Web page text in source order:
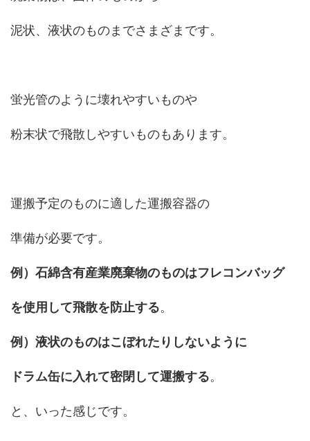
泥状、液状のものまでさまざまです。
蛍光管のように壊れやすいものや
粉末状で飛散しやすいものもあります。
運搬予定のものに適した運搬容器の
準備が必要です。
例） 石綿含有産業廃棄物のものはフレコンバッグ
を使用して飛散を防止する。
例）液状のものはこぼれたりしないように
ドラム缶に入れて密閉して運搬する。
と、いった感じです。